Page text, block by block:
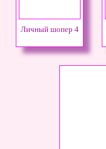
Личный шопер 4